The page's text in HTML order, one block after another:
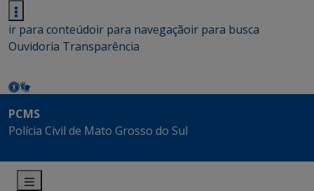
ir para conteúdoir para navegaçãoir para busca
Ouvidoria Transparência
PCMS
Polícia Civil de Mato Grosso do Sul